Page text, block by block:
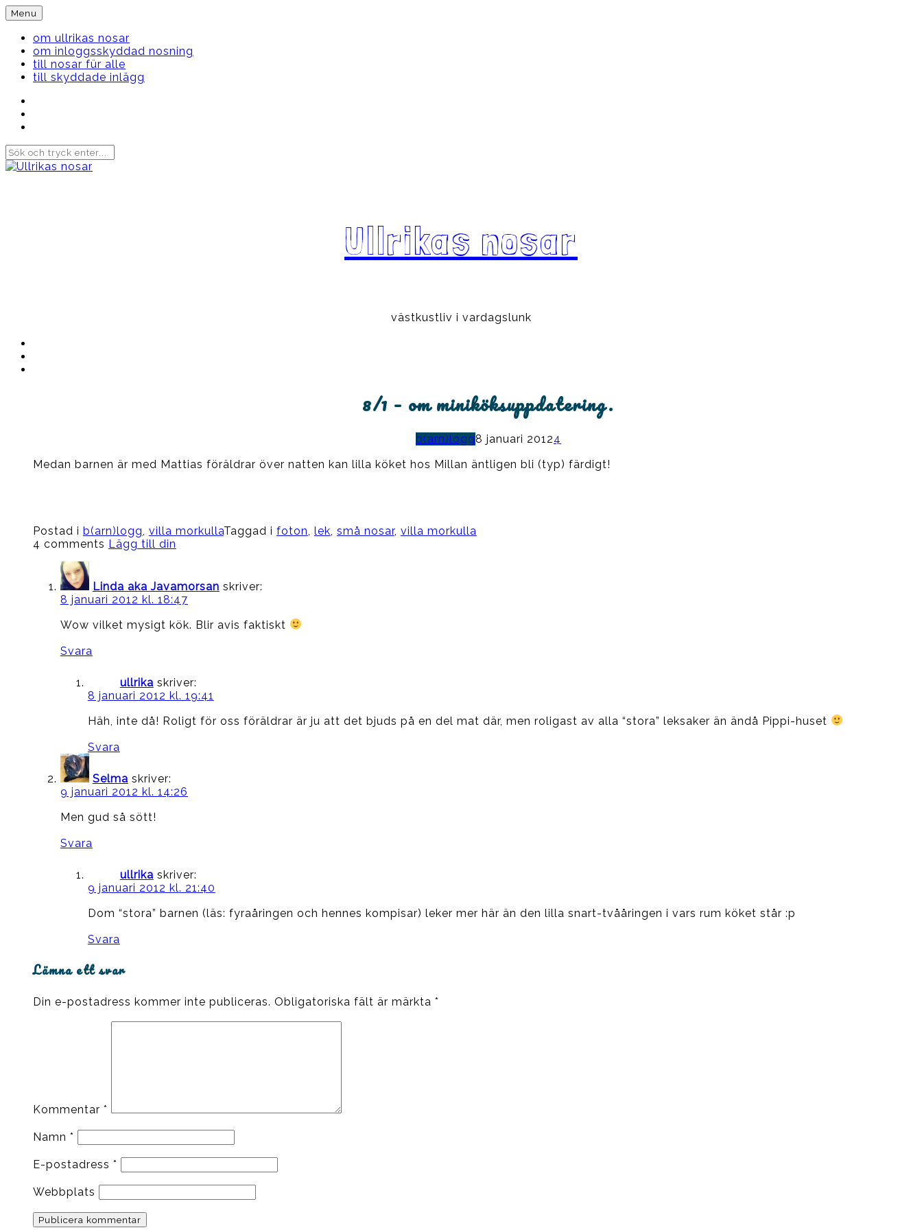
Skip
to
content
Menu
om ullrikas nosar
om inloggsskyddad nosning
till nosar für alle
till skyddade inlägg
Ullrikas nosar
västkustliv i vardagslunk
8/1 – om miniköksuppdatering.
b(arn)logg8 januari 20124
Medan barnen är med Mattias föräldrar över natten kan lilla köket hos Millan äntligen bli (typ) färdigt!
Postad i b(arn)logg, villa morkullaTaggad i foton, lek, små nosar, villa morkulla
4 comments Lägg till din
Linda aka Javamorsan skriver:
8 januari 2012 kl. 18:47
Wow vilket mysigt kök. Blir avis faktiskt
Svara
ullrika skriver:
8 januari 2012 kl. 19:41
Häh, inte då! Roligt för oss föräldrar är ju att det bjuds på en del mat där, men roligast av alla “stora” leksaker än ändå Pippi-huset
Svara
Selma skriver:
9 januari 2012 kl. 14:26
Men gud så sött!
Svara
ullrika skriver:
9 januari 2012 kl. 21:40
Dom “stora” barnen (läs: fyraåringen och hennes kompisar) leker mer här än den lilla snart-tvååringen i vars rum köket står :p
Svara
Lämna ett svar
Din e-postadress kommer inte publiceras. Obligatoriska fält är märkta *
Kommentar *
Namn *
E-postadress *
Webbplats